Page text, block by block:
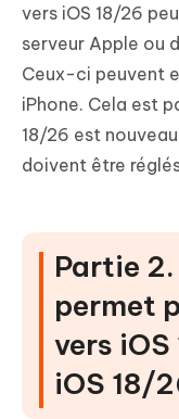
vers iOS 18/26
serveur Apple ou
Ceux-ci peuvent
iPhone. Cela est
18/26 est
doivent être
Partie
permet
vers
iOS 18/